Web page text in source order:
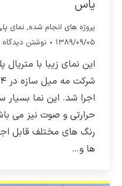
یاس
پروژه های انجام شده, نمای
۱۳۸۹/۰۹/۰۵
نوشتن دیدگاه
اجرا شد. این نما
حرارتی و صوت نیز می
رنگ های مختلف قابل
ها و…